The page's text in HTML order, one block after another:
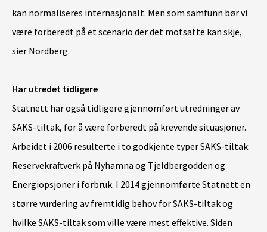
kan normaliseres internasjonalt. Men som samfunn bør vi
være forberedt på et scenario der det motsatte kan skje,
sier Nordberg.
Har utredet tidligere
Statnett har også tidligere gjennomført utredninger av
SAKS-tiltak, for å være forberedt på krevende situasjoner.
Arbeidet i 2006 resulterte i to godkjente typer SAKS-tiltak:
Reservekraftverk på Nyhamna og Tjeldbergodden og
Energiopsjoner i forbruk. I 2014 gjennomførte Statnett en
større vurdering av fremtidig behov for SAKS-tiltak og
hvilke SAKS-tiltak som ville være mest effektive. Siden